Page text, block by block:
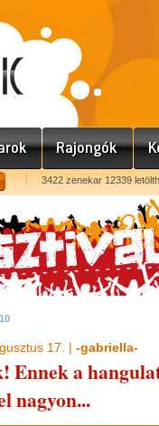
3422 zenekar 12339
17. | -gabriella-
Ennek a
nagyon...